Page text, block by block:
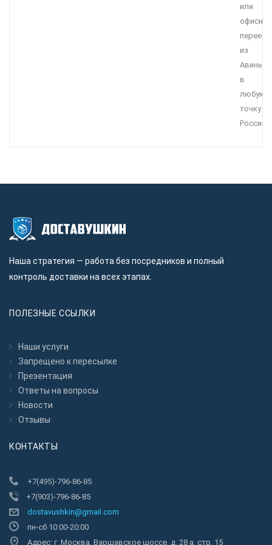
или
переезд
из
в
любую
точку
России.
Наша стратегия — работа без посредников и полный
контроль доставки на всех этапах.
ПОЛЕЗНЫЕ ССЫЛКИ
Наши услуги
Запрещено к пересылкe
Презентация
Ответы на вопросы
Новости
Отзывы
КОНТАКТЫ
+7(495)-796-86-85
+7(903)-796-86-85
dostavushkin@gmail.com
пн-сб 10:00-20:00
Адрес: г. Москва, Варшавское шоссе, д. 28 а, стр. 15